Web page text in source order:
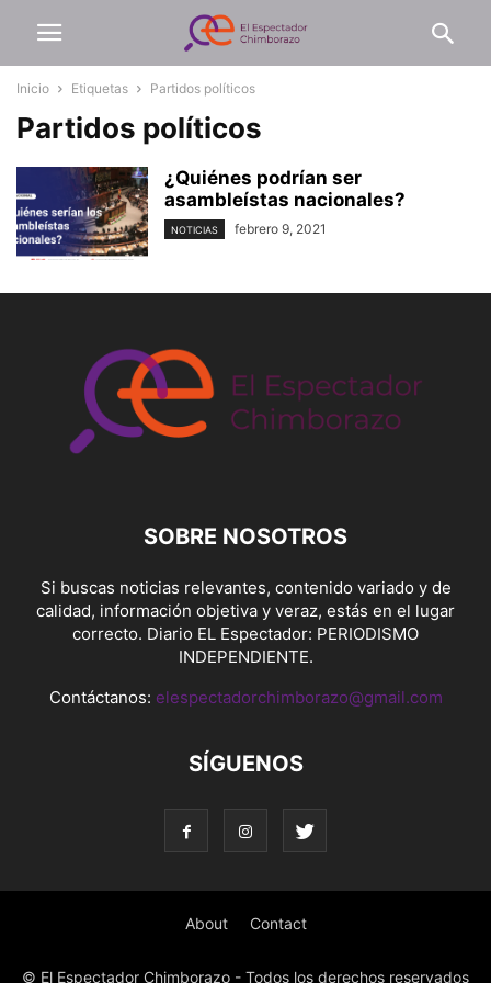
Inicio Etiquetas Partidos políticos
Partidos políticos
¿Quiénes podrían ser
asambleístas nacionales?
NOTICIAS febrero 9, 2021
SOBRE NOSOTROS
Si buscas noticias relevantes, contenido variado y de
calidad, información objetiva y veraz, estás en el lugar
correcto. Diario EL Espectador: PERIODISMO
INDEPENDIENTE.
Contáctanos: elespectadorchimborazo@gmail.com
SÍGUENOS
About Contact
© El Espectador Chimborazo - Todos los derechos reservados